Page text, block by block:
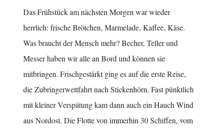
Das Frühstück am nächsten Morgen war wieder
herrlich: frische Brötchen, Marmelade, Kaffee, Käse.
Was braucht der Mensch mehr? Becher, Teller und
Messer haben wir alle an Bord und können sie
mitbringen. Frischgestärkt ging es auf die erste Reise,
die Zubringerwettfahrt nach Stickenhörn. Fast pünktlich
mit kleiner Verspätung kam dann auch ein Hauch Wind
aus Nordost. Die Flotte von immerhin 30 Schiffen, vom